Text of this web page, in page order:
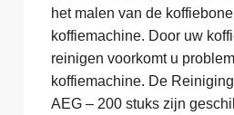
het malen van de
koffiemachine. Door uw
reinigen voorkomt u
koffiemachine. De
AEG – 200 stuks zijn